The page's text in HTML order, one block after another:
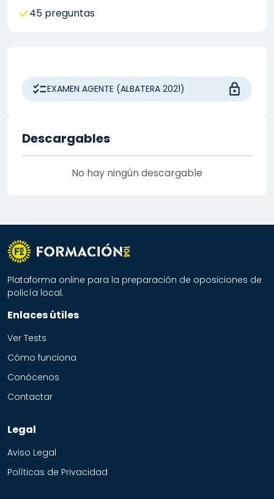
EXAMEN AGENTE (ALBATERA 2021)
Descargables
No hay ningún descargable
45 preguntas
Plataforma online para la preparación de oposiciones de
policía local.
Enlaces útiles
Ver Tests
Cómo funciona
Conócenos
Contactar
Legal
Aviso Legal
Políticas de Privacidad